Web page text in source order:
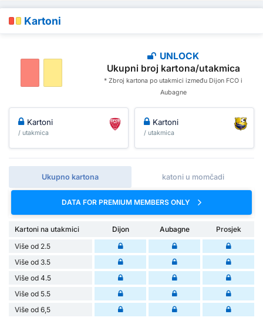
Kartoni
UNLOCK
Ukupni broj kartona/utakmica
* Zbroj kartona po utakmici između Dijon FCO i
Aubagne
Kartoni
/ utakmica
Kartoni
/ utakmica
Ukupno kartona katoni u momčadi
DATA FOR PREMIUM MEMBERS ONLY
Kartoni na utakmici Dijon Aubagne
Prosjek
Više od 2.5
Više od 3.5
Više od 4.5
Više od 5.5
Više od 6,5